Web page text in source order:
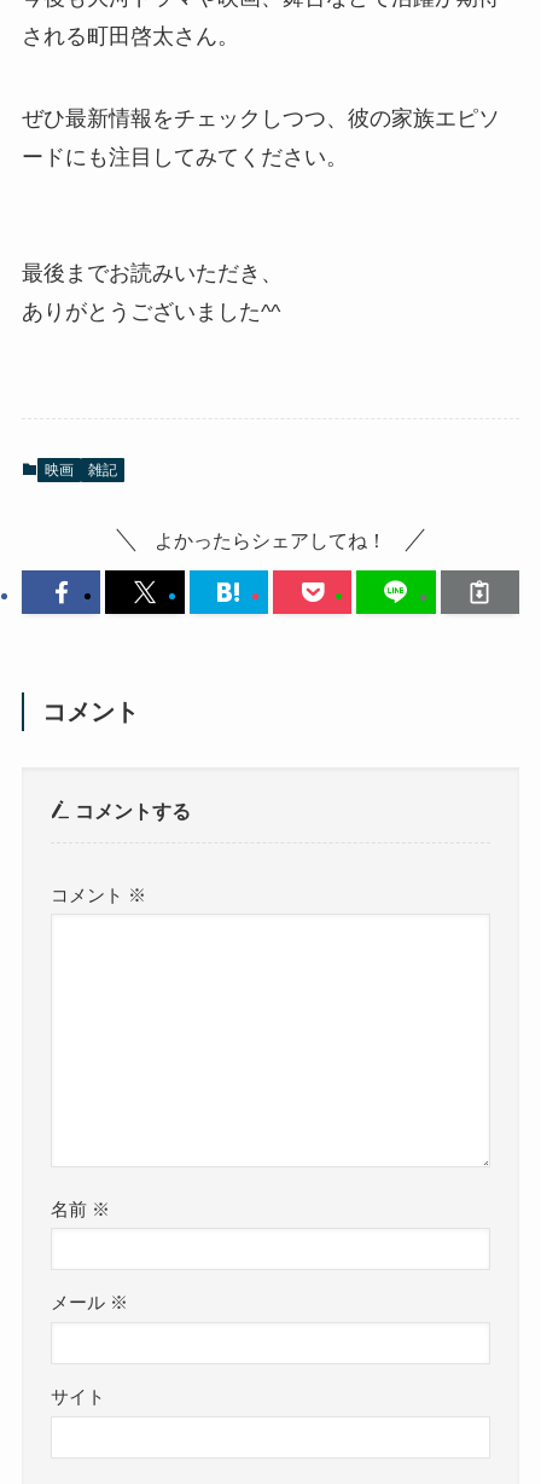
される町田啓太さん。
ぜひ最新情報をチェックしつつ、彼の家族エピソ
ードにも注目してみてください。
最後までお読みいただき、
ありがとうございました^^
映画 雑記
よかったらシェアしてね！
コメント
コメントする
コメント ※
名前 ※
メール ※
サイト